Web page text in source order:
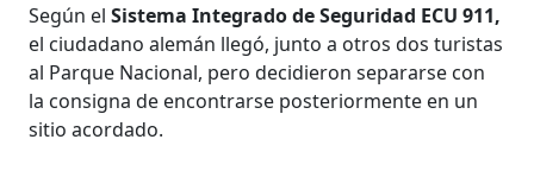
Según elSistema Integrado de Seguridad ECU 911,
el ciudadano alemán llegó, junto a otros dos turistas
al Parque Nacional, pero decidieron separarse con
la consigna de encontrarse posteriormente en un
sitio acordado.